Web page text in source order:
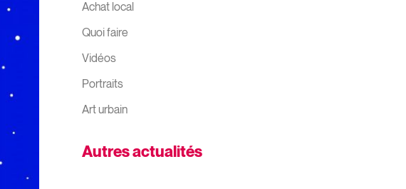
Achat local
Quoi faire
Vidéos
Portraits
Art urbain
Autres actualités